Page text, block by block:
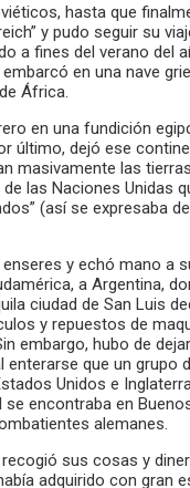
hasta que
y pudo seguir su
a fines del verano del
en una nave
África.
en una fundición
último, dejó ese
masivamente las
las Naciones Unidas
(así se expresaba
y echó mano a
a Argentina,
ciudad de San Luis
y repuestos de
embargo, hubo de
enterarse que un grupo
Unidos e
se encontraba en
alemanes.
sus cosas y
adquirido con gran